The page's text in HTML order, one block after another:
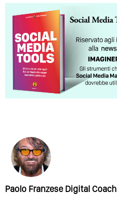
Paolo Franzese Digital Coach